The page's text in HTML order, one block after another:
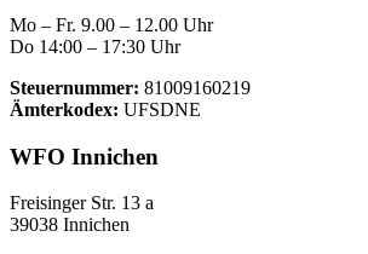
Mo – Fr. 9.00 – 12.00 Uhr
Do 14:00 – 17:30 Uhr
Steuernummer: 81009160219
Ämterkodex: UFSDNE
WFO Innichen
Freisinger Str. 13 a
39038 Innichen